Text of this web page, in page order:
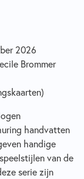
2026
Brommer
handvatten
handige
van de
serie zijn